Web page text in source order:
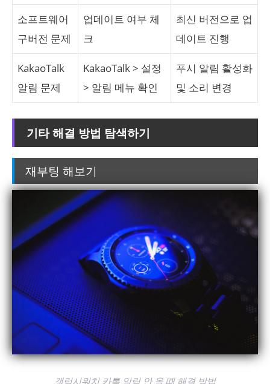
소프트웨어
구버전 문제
업데이트 여부 체
크
최신 버전으로 업
데이트 진행
KakaoTalk
알림 문제
KakaoTalk > 설정
> 알림 메뉴 확인
푸시 알림 활성화
및 소리 변경
기타 해결 방법 탐색하기
재부팅 해보기
갤럭시워치 카톡 알림 안 올 때 해결 방법